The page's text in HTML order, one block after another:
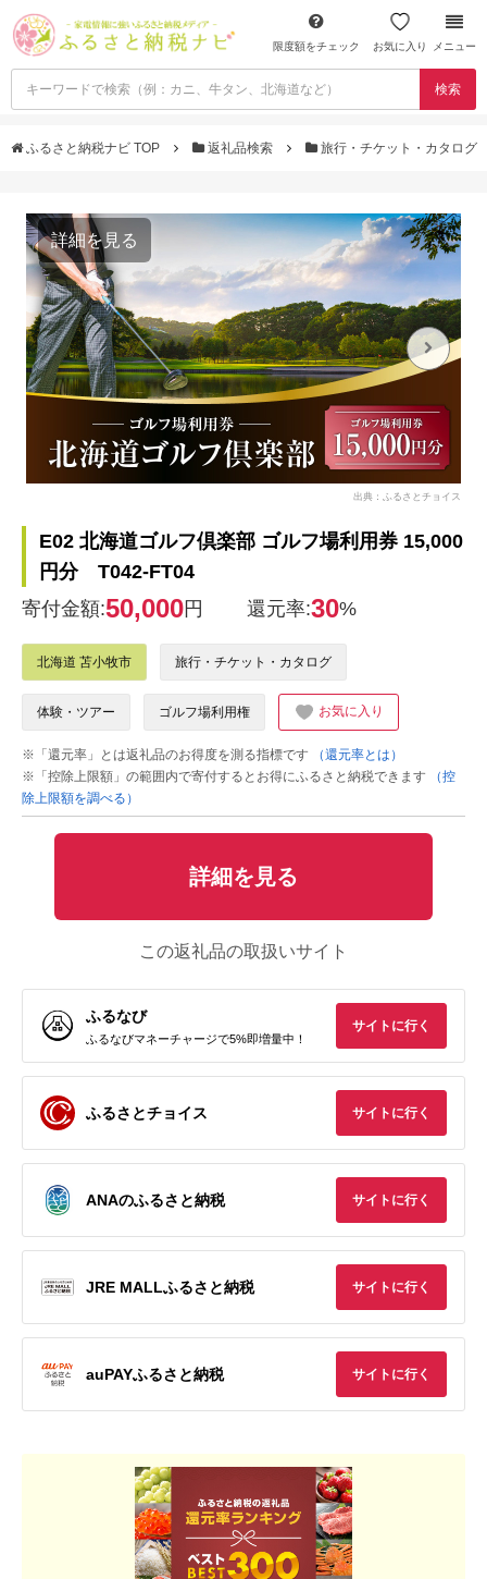
限度額をチェック お気に入り メニュー
検索
ふるさと納税ナビ TOP 返礼品検索 旅行・チケット・カタログ
詳細を見る
出典：ふるさとチョイス
E02 北海道ゴルフ倶楽部 ゴルフ場利用券 15,000
円分 T042-FT04
寄付金額:50,000円 還元率:30%
北海道 苫小牧市 旅行・チケット・カタログ
体験・ツアー ゴルフ場利用権 お気に入り
※「還元率」とは返礼品のお得度を測る指標です
（還元率とは）
※「控除上限額」の範囲内で寄付するとお得にふるさと納税できます
（控
除上限額を調べる）
詳細を見る
この返礼品の取扱いサイト
ふるなび
ふるなびマネーチャージで5%即増量中！
サイトに行く
ふるさとチョイス サイトに行く
ANAのふるさと納税 サイトに行く
JRE MALLふるさと納税 サイトに行く
auPAYふるさと納税 サイトに行く